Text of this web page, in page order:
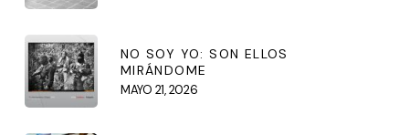
NO SOY YO: SON ELLOS
MIRÁNDOME
MAYO 21, 2026